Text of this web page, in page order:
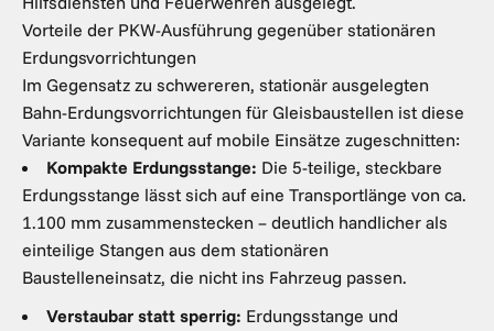
Vorteile der PKW-Ausführung gegenüber stationären
Erdungsvorrichtungen
Im Gegensatz zu schwereren, stationär ausgelegten
Bahn-Erdungsvorrichtungen für Gleisbaustellen ist diese
Variante konsequent auf mobile Einsätze zugeschnitten:
Kompakte Erdungsstange: Die 5-teilige, steckbare
Erdungsstange lässt sich auf eine Transportlänge von ca.
1.100 mm zusammenstecken – deutlich handlicher als
einteilige Stangen aus dem stationären
Baustelleneinsatz, die nicht ins Fahrzeug passen.
Verstaubar statt sperrig: Erdungsstange und